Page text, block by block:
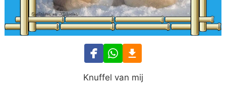
Knuffel van mij